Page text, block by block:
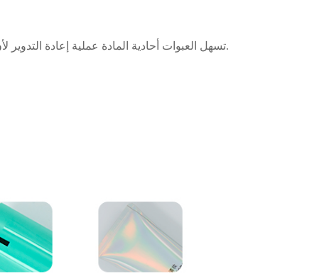
تسهل العبوات أحادية المادة عملية إعادة التدوير لأن جسم الأنبوب ومكوناته مصممة باستخدام مواد متوافقة.